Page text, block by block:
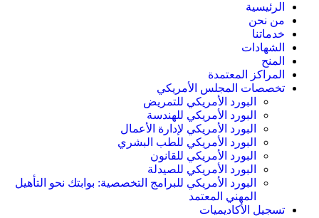
الرئيسية
من نحن
خدماتنا
الشهادات
المنح
المراكز المعتمدة
تخصصات المجلس الأمريكي
البورد الأمريكي للتمريض
البورد الأمريكي للهندسة
البورد الأمريكي لإدارة الأعمال
البورد الأمريكي للطب البشري
البورد الأمريكي للقانون
البورد الأمريكي للصيدلة
البورد الأمريكي للبرامج التخصصية: بوابتك نحو التأهيل
المهني المعتمد
تسجيل الأكاديميات